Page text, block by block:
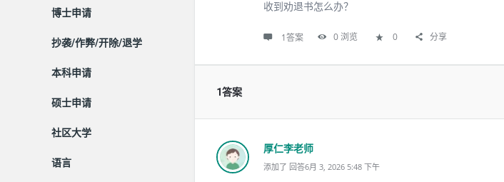
收到劝退书怎么办？
1答案 0浏览 0 分享
1答案
厚仁李老师
添加了 回答6月 3, 2026 5:48 下午
博士申请
抄袭/作弊/开除/退学
本科申请
硕士申请
社区大学
语言